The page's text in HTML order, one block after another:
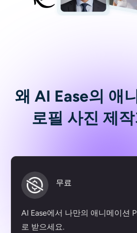
왜 AI Ease의 애
로필 사진 제
무료
AI Ease에서 나만의 애니메이션
로 받으세요.